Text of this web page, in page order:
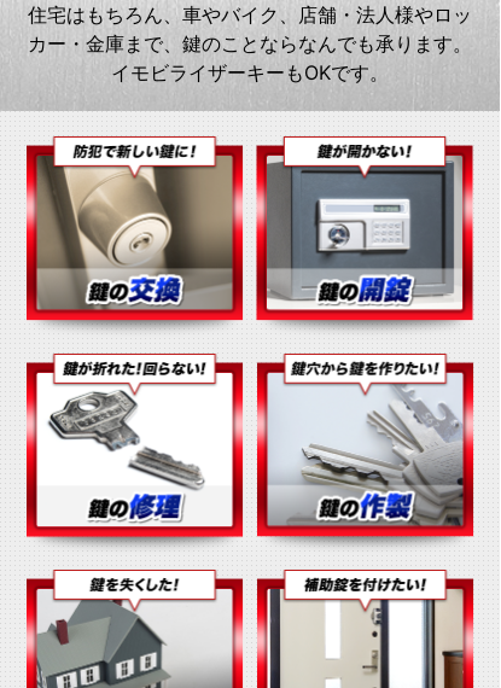
住宅はもちろん、車やバイク、店舗・法人様やロッ
カー・金庫まで、鍵のことならなんでも承ります。
イモビライザーキーもOKです。